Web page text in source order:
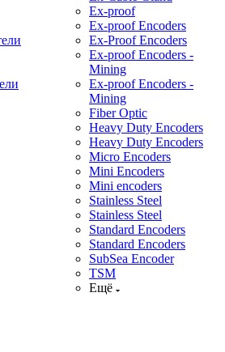
Ex-proof
Ex-proof Encoders
Ex-Proof Encoders
Ex-proof Encoders -
Mining
Ex-proof Encoders -
Mining
Fiber Optic
Heavy Duty Encoders
Heavy Duty Encoders
Micro Encoders
Mini Encoders
Mini encoders
Stainless Steel
Stainless Steel
Standard Encoders
Standard Encoders
SubSea Encoder
TSM
Ещё